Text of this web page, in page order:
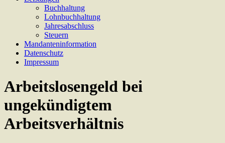
Buchhaltung
Lohnbuchhaltung
Jahresabschluss
Steuern
Mandanteninformation
Datenschutz
Impressum
Arbeitslosengeld bei
ungekündigtem
Arbeitsverhältnis